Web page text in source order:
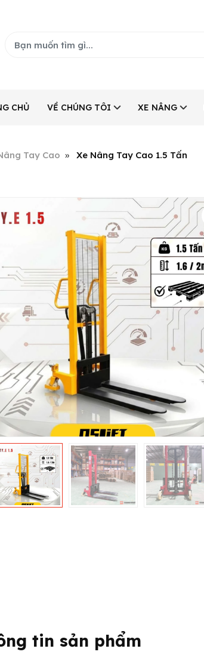
CHỦ VỀ CHÚNG TÔI XE NÂNG
Tay Cao Xe Nâng Tay Cao 1.5 Tấn
tin sản phẩm